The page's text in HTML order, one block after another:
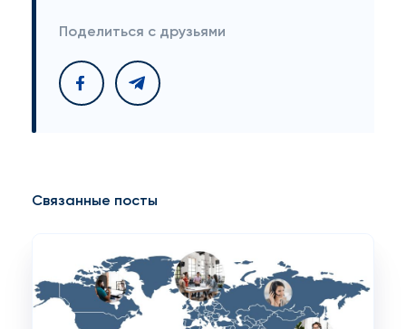
Поделиться с друзьями
Связанные посты